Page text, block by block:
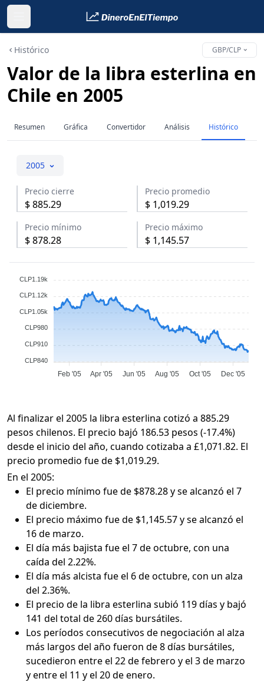
Histórico GBP/CLP
Valor de la libra esterlina en
Chile en 2005
Resumen Gráfica Convertidor Análisis Histórico
2005
Precio cierre
$885.29
Precio promedio
$ 1,019.29
Precio mínimo
$878.28
Precio máximo
$ 1,145.57
CLP1.19k
CLP1.12k
CLP1.05k
CLP980
CLP910
CLP840
Feb '05 Apr '05 Jun '05 Aug '05 Oct '05 Dec '05
Al finalizar el 2005 la libra esterlina cotizó a 885.29
pesos chilenos. El precio bajó 186.53 pesos (-17.4%)
desde el inicio del año, cuando cotizaba a £1,071.82. El
precio promedio fue de $1,019.29.
En el 2005:
El precio mínimo fue de $878.28 y se alcanzó el 7
de diciembre.
El precio máximo fue de $1,145.57 y se alcanzó el
16 de marzo.
El día más bajista fue el 7 de octubre, con una
caída del 2.22%.
El día más alcista fue el 6 de octubre, con un alza
del 2.36%.
El precio de la libra esterlina subió 119 días y bajó
141 del total de 260 días bursátiles.
Los períodos consecutivos de negociación al alza
más largos del año fueron de 8 días bursátiles,
sucedieron entre el 22 de febrero y el 3 de marzo
y entre el 11 y el 20 de enero.